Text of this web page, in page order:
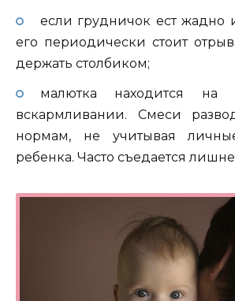
если грудничок ест жадно
его периодически стоит
держать столбиком;
малютка находится на
вскармливании. Смеси
нормам, не учитывая
ребенка. Часто съедается